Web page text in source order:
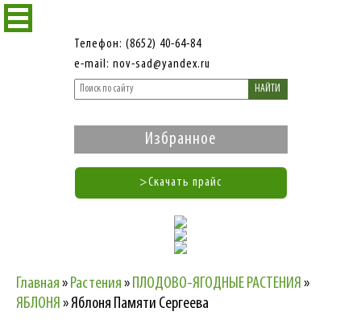
Телефон: (8652) 40-64-84
e-mail: nov-sad@yandex.ru
НАЙТИ
Избранное
>Скачать прайс
Главная» Растения» ПЛОДОВО-ЯГОДНЫЕ РАСТЕНИЯ »
ЯБЛОНЯ »Яблоня Памяти Сергеева